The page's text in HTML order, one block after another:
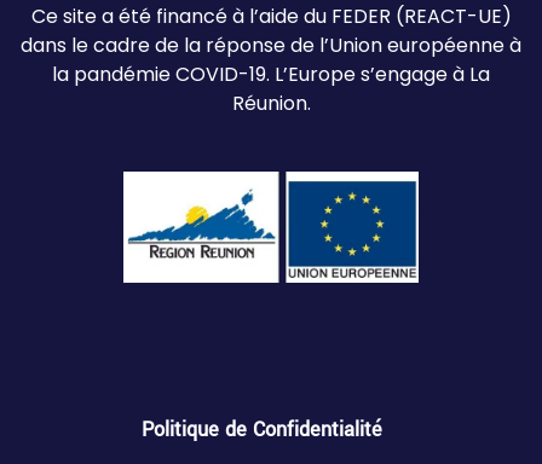
Ce site a été financé à l’aide du FEDER (REACT-UE)
dans le cadre de la réponse de l’Union européenne à
la pandémie COVID-19. L’Europe s’engage à La
Réunion.
Politique de Confidentialité